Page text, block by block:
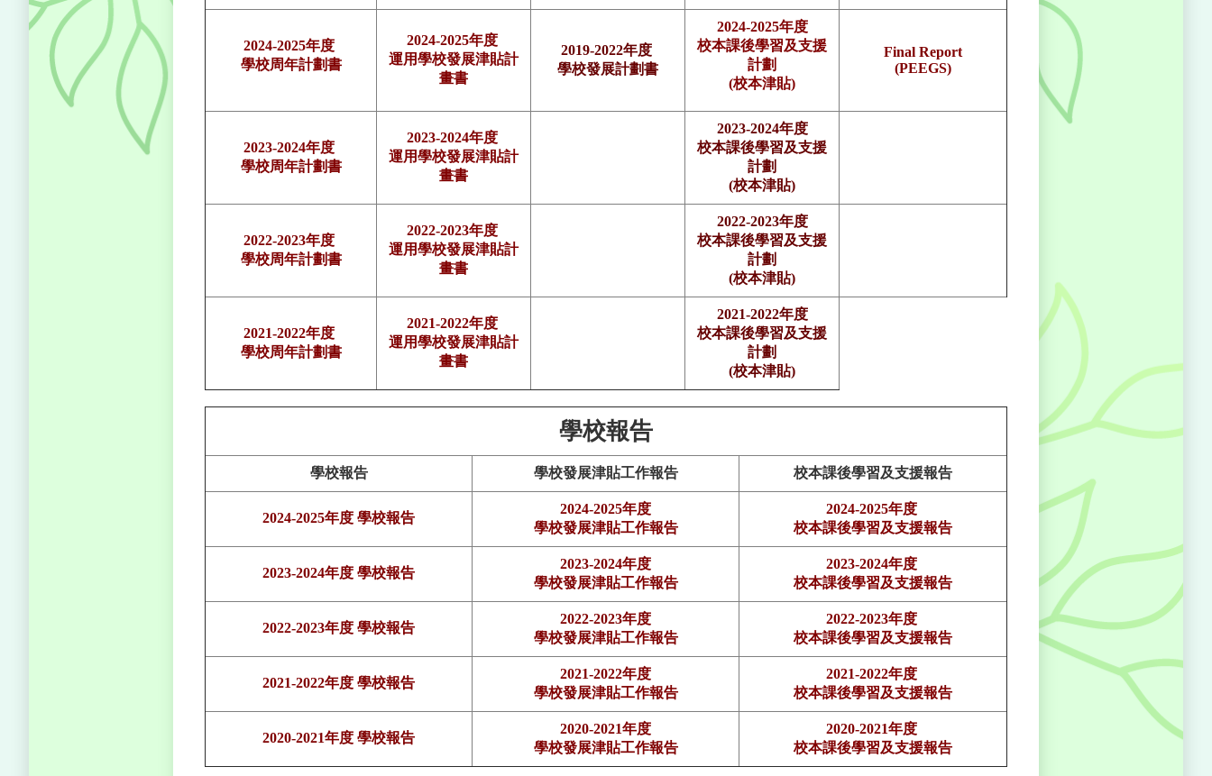
2024-2025年度
學校周年計劃書
2024-2025年度
運用學校發展津貼計
畫書
2019-2022年度
學校發展計劃書
2024-2025年度
校本課後學習及支援
計劃
(校本津貼)
Final Report
(PEEGS)
2023-2024年度
學校周年計劃書
2023-2024年度
運用學校發展津貼計
畫書
2023-2024年度
校本課後學習及支援
計劃
(校本津貼)
2022-2023年度
學校周年計劃書
2022-2023年度
運用學校發展津貼計
畫書
2022-2023年度
校本課後學習及支援
計劃
(校本津貼)
2021-2022年度
學校周年計劃書
2021-2022年度
運用學校發展津貼計
畫書
2021-2022年度
校本課後學習及支援
計劃
(校本津貼)
學校報告
學校報告 學校發展津貼工作報告 校本課後學習及支援報告
2024-2025年度 學校報告
2024-2025年度
學校發展津貼工作報告
2024-2025年度
校本課後學習及支援報告
2023-2024年度 學校報告
2023-2024年度
學校發展津貼工作報告
2023-2024年度
校本課後學習及支援報告
2022-2023年度 學校報告
2022-2023年度
學校發展津貼工作報告
2022-2023年度
校本課後學習及支援報告
2021-2022年度 學校報告
2021-2022年度
學校發展津貼工作報告
2021-2022年度
校本課後學習及支援報告
2020-2021年度 學校報告
2020-2021年度
學校發展津貼工作報告
2020-2021年度
校本課後學習及支援報告